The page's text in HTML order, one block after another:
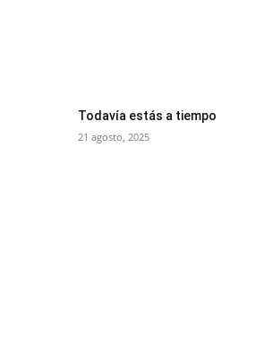
Todavía estás a tiempo
21 agosto, 2025